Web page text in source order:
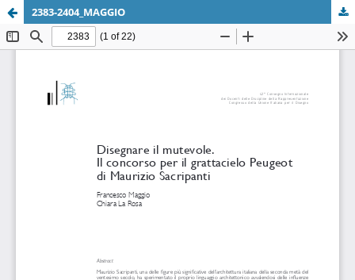
2383-2404_MAGGIO